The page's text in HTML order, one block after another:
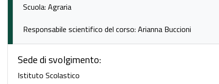
Scuola: Agraria
Responsabile scientifico del corso: Arianna Buccioni
Sede di svolgimento:
Istituto Scolastico